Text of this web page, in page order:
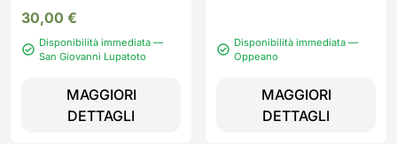
30,00 €
Disponibilità immediata —
San Giovanni Lupatoto
MAGGIORI
DETTAGLI
Disponibilità immediata —
Oppeano
MAGGIORI
DETTAGLI